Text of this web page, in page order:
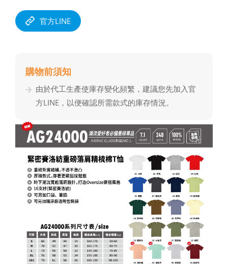
官方LINE
購物前須知
由於代⼯⽣產使庫存變化頻繁，建議您先加入官
⽅LINE，以便確認所需款式的庫存情況。